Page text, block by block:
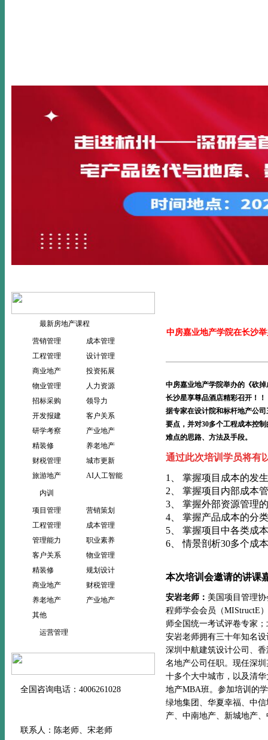
最新房地产课程
营销管理
成本管理
工程管理
设计管理
商业地产
投资拓展
物业管理
人力资源
招标采购
领导力
开发报建
客户关系
研学考察
产业地产
精装修
养老地产
财税管理
城市更新
旅游地产
AI人工智能
内训
项目管理
营销策划
工程管理
成本管理
管理能力
职业素养
客户关系
物业管理
精装修
规划设计
商业地产
财税管理
养老地产
产业地产
其他
运营管理
全国咨询电话：4006261028
联系人：陈老师、宋老师
中房嘉业地产学院在长沙
中房嘉业地产学院举办的《砍掉
长沙星享尊品酒店精彩召开！！
据专家在设计院和标杆地产公
要点，并对30多个工程成本控
难点的思路、方法及手段。
通过此次培训学员将有
1、 掌握项目成本的发
2、 掌握项目内部成本
3、 掌握外部资源管理
4、 掌握产品成本的分
5、 掌握项目中各类成
6、 情景剖析30多个成
本次培训会邀请的讲课
安岩老师： 美国项目管理
程师学会会员（MIStructE
师全国统一考试评卷专家
安岩老师拥有三十年知名
深圳中航建筑设计公司、
名地产公司任职。现任深
十多个大中城市，以及清
地产MBA班。参加培训的
绿地集团、华夏幸福、中
产、中南地产、新城地产